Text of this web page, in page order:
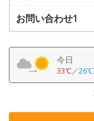
お問い合わせ1
今日
33℃／26℃